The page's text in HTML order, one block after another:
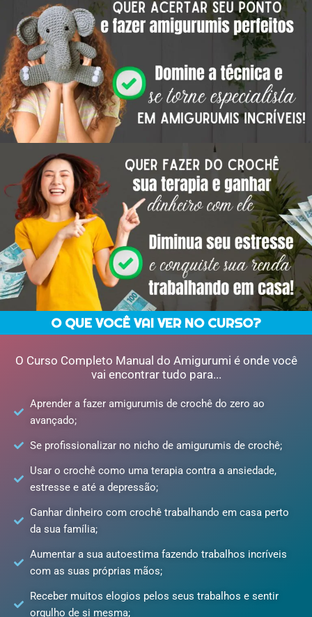
O QUE VOCÊ VAI VER NO CURSO?
O Curso Completo Manual do Amigurumi é onde você
vai encontrar tudo para...
Aprender a fazer amigurumis de crochê do zero ao
avançado;
Se profissionalizar no nicho de amigurumis de crochê;
Usar o crochê como uma terapia contra a ansiedade,
estresse e até a depressão;
Ganhar dinheiro com crochê trabalhando em casa perto
da sua família;
Aumentar a sua autoestima fazendo trabalhos incríveis
com as suas próprias mãos;
Receber muitos elogios pelos seus trabalhos e sentir
orgulho de si mesma;